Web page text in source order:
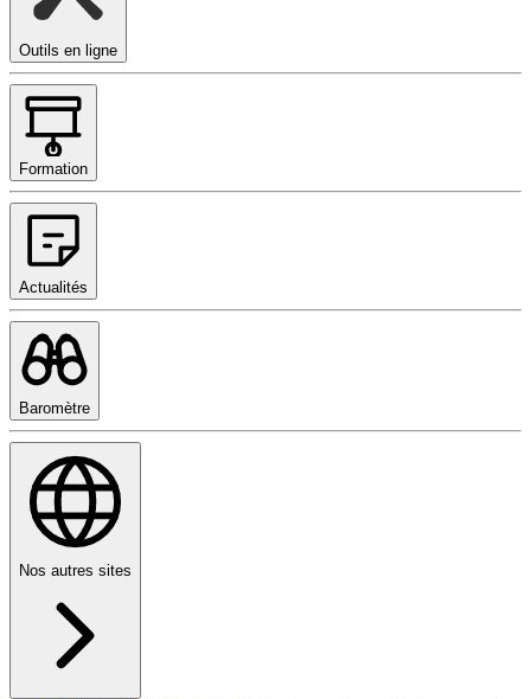
Outils en ligne
Formation
Actualités
Baromètre
Nos autres sites